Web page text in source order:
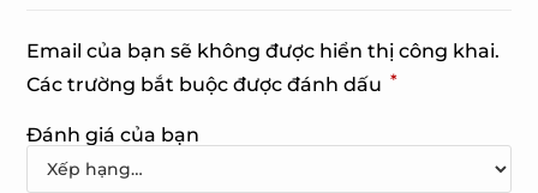
Email của bạn sẽ không được hiển thị công khai.
Các trường bắt buộc được đánh dấu *
Đánh giá của bạn